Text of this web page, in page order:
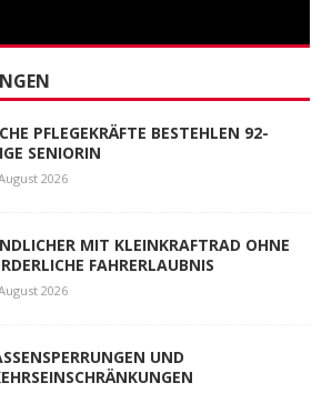
PFLEGEKRÄFTE BESTEHLEN 92-
SENIORIN
2026
MIT KLEINKRAFTRAD OHNE
FAHRERLAUBNIS
2026
UND